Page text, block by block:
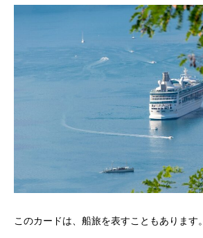
このカードは、船旅を表すこともあります。